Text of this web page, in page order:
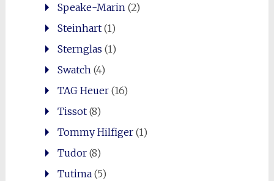
Speake-Marin (2)
Steinhart(1)
Sternglas (1)
Swatch (4)
TAG Heuer(16)
Tissot(8)
Tommy Hilfiger(1)
Tudor(8)
Tutima(5)